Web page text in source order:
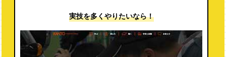
実技を多くやりたいなら！